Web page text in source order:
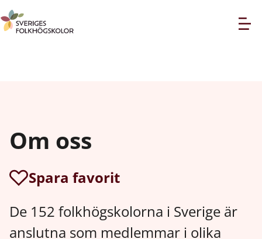
Om oss
Spara favorit
De 152 folkhögskolorna i Sverige är
anslutna som medlemmar i olika